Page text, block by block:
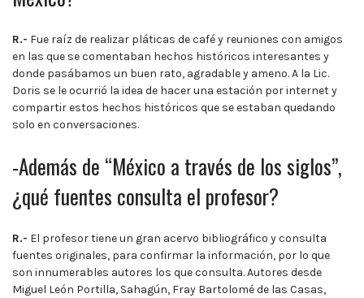
R.- Fue raíz de realizar pláticas de café y reuniones con amigos
en las que se comentaban hechos históricos interesantes y
donde pasábamos un buen rato, agradable y ameno. A la Lic.
Doris se le ocurrió la idea de hacer una estación por internet y
compartir estos hechos históricos que se estaban quedando
solo en conversaciones.
-Además de “México a través de los siglos”,
¿qué fuentes consulta el profesor?
R.- El profesor tiene un gran acervo bibliográfico y consulta
fuentes originales, para confirmar la información, por lo que
son innumerables autores los que consulta. Autores desde
Miguel León Portilla, Sahagún, Fray Bartolomé de las Casas,